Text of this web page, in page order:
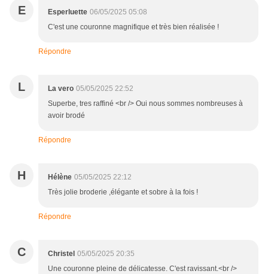
E Esperluette 06/05/2025 05:08
C'est une couronne magnifique et très bien réalisée !
Répondre
L La vero 05/05/2025 22:52
Superbe, tres raffiné <br /> Oui nous sommes nombreuses à
avoir brodé
Répondre
H Hélène 05/05/2025 22:12
Très jolie broderie ,élégante et sobre à la fois !
Répondre
C Christel 05/05/2025 20:35
Une couronne pleine de délicatesse. C'est ravissant.<br />